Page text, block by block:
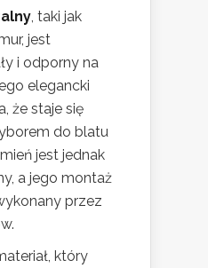
, taki jak
jest
i odporny na
elegancki
że staje się
do blatu
jest jednak
a jego montaż
przez
który